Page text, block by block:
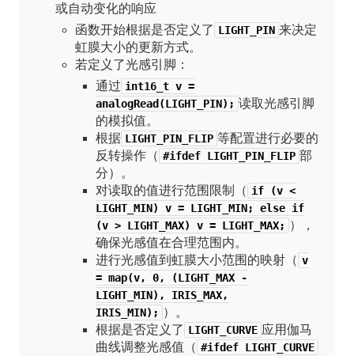
或自动变化的响应
函数开始根据是否定义了 LIGHT_PIN 来决定
虹膜大小的更新方式。
若定义了光感引脚：
通过 int16_t v =
analogRead(LIGHT_PIN); 读取光感引脚
的模拟值。
根据 LIGHT_PIN_FLIP 等配置进行必要的
反转操作（ #ifdef LIGHT_PIN_FLIP 部
分）。
对读取的值进行范围限制（ if (v <
LIGHT_MIN) v = LIGHT_MIN; else if
(v > LIGHT_MAX) v = LIGHT_MAX; ），
确保光感值在合理范围内。
进行光感值到虹膜大小范围的映射（ v
= map(v, 0, (LIGHT_MAX -
LIGHT_MIN), IRIS_MAX,
IRIS_MIN); ）。
根据是否定义了 LIGHT_CURVE 应用伽马
曲线调整光感值（ #ifdef LIGHT_CURVE